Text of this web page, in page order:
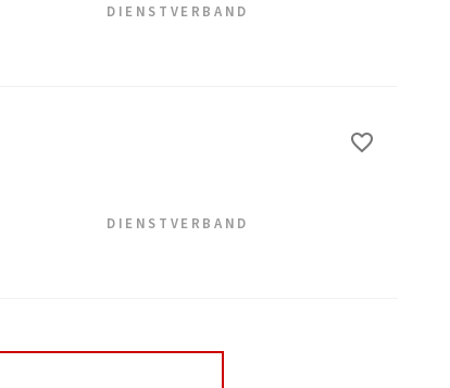
DIENSTVERBAND
DIENSTVERBAND